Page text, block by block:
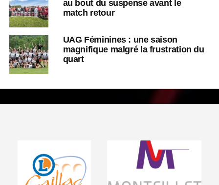
au bout du suspense avant le
match retour
UAG Féminines : une saison
magnifique malgré la frustration du
quart